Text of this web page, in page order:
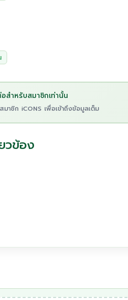
สำหรับสมาชิกเท่านั้น
มาชิก iCONS เพื่อเข้าถึงข้อมูลเต็ม
วข้อง